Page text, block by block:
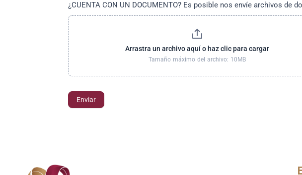
¿CUENTA CON UN DOCUMENTO? Es posible nos envíe archivos de
Arrastra un archivo aquí o haz clic para cargar
Tamaño máximo del archivo: 10MB
Enviar